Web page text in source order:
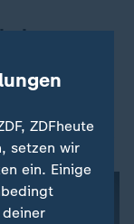
ZDFheute
setzen wir
ein. Einige